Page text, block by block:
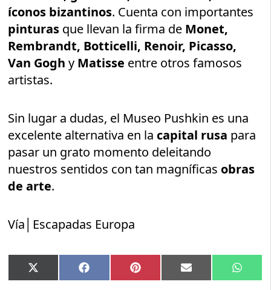
íconos bizantinos. Cuenta con importantes
pinturas que llevan la firma de Monet,
Rembrandt, Botticelli, Renoir, Picasso,
Van Goghy Matisse entre otros famosos
artistas.
Sin lugar a dudas, el Museo Pushkin es una
excelente alternativa en la capital rusa para
pasar un grato momento deleitando
nuestros sentidos con tan magníficas obras
de arte.
Vía│Escapadas Europa
Compartir
en
X
(Twitter)
Compartir
en
Facebook Compartir
en
Pinterest Compartir
en
Email
en